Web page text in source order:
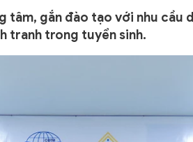
tâm, gắn đào tạo với nhu cầu
tranh trong tuyển sinh.